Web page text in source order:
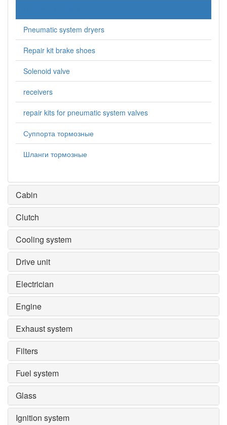
Pneumatic system dryers
Repair kit brake shoes
Solenoid valve
receivers
repair kits for pneumatic system valves
Суппорта тормозные
Шланги тормозные
Cabin
Clutch
Cooling system
Drive unit
Electrician
Engine
Exhaust system
Filters
Fuel system
Glass
Ignition system